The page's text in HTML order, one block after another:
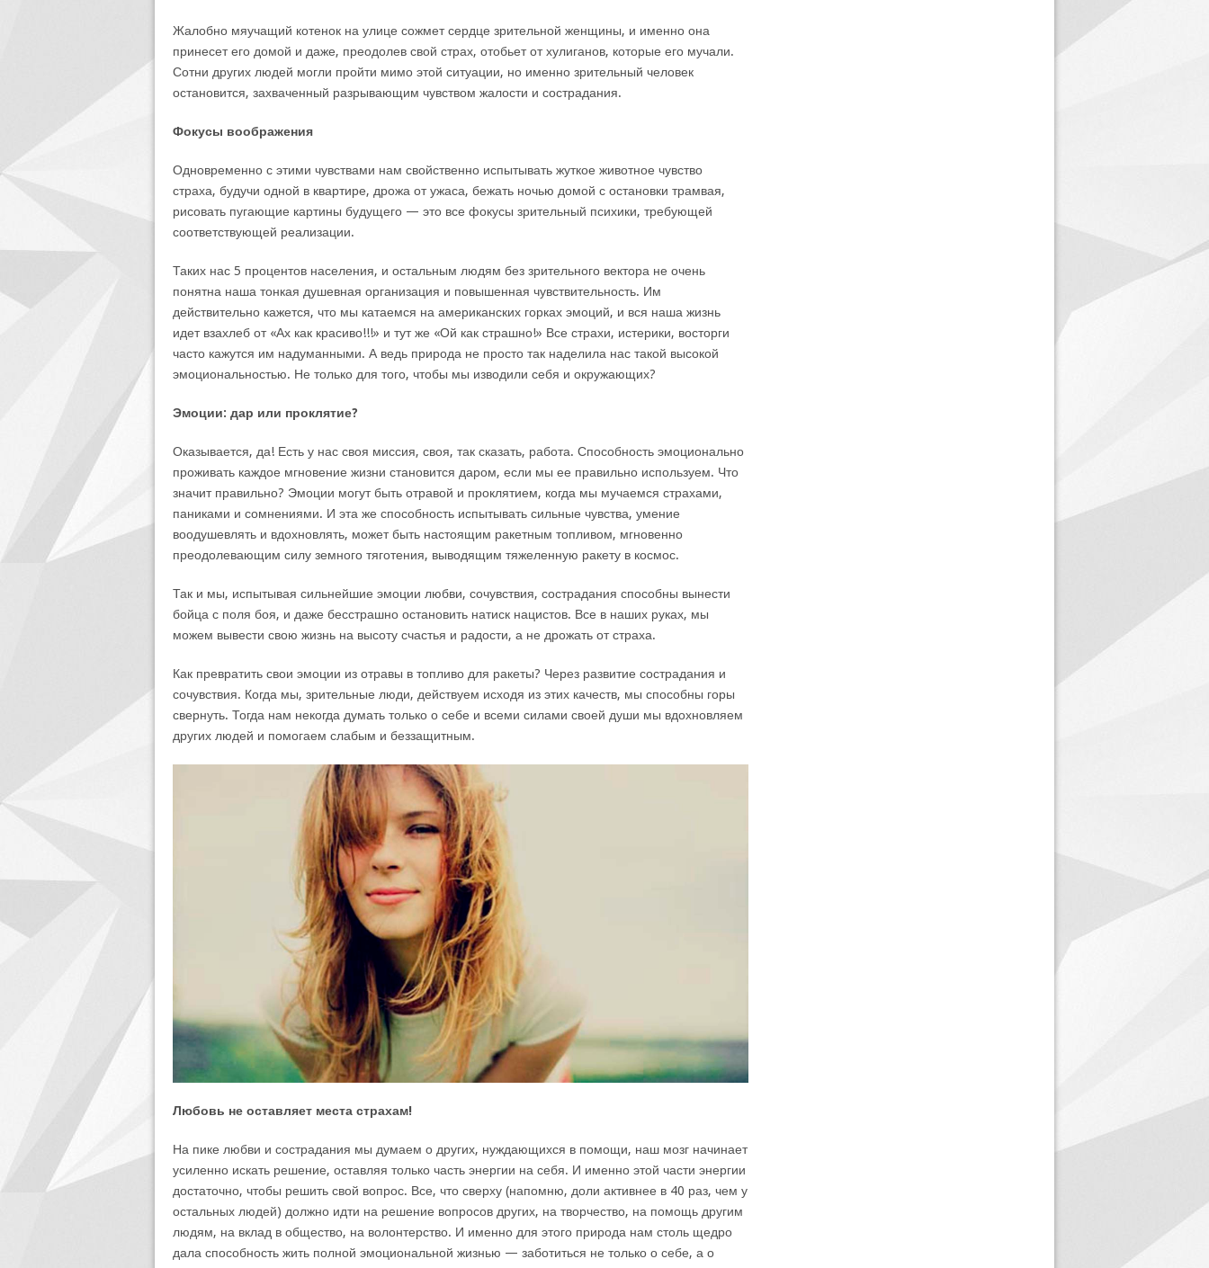
Жалобно мяучащий котенок на улице сожмет сердце зрительной женщины, и именно она
принесет его домой и даже, преодолев свой страх, отобьет от хулиганов, которые его мучали.
Сотни других людей могли пройти мимо этой ситуации, но именно зрительный человек
остановится, захваченный разрывающим чувством жалости и сострадания.
Фокусы воображения
Одновременно с этими чувствами нам свойственно испытывать жуткое животное чувство
страха, будучи одной в квартире, дрожа от ужаса, бежать ночью домой с остановки трамвая,
рисовать пугающие картины будущего — это все фокусы зрительный психики, требующей
соответствующей реализации.
Таких нас 5 процентов населения, и остальным людям без зрительного вектора не очень
понятна наша тонкая душевная организация и повышенная чувствительность. Им
действительно кажется, что мы катаемся на американских горках эмоций, и вся наша жизнь
идет взахлеб от «Ах как красиво!!!» и тут же «Ой как страшно!» Все страхи, истерики, восторги
часто кажутся им надуманными. А ведь природа не просто так наделила нас такой высокой
эмоциональностью. Не только для того, чтобы мы изводили себя и окружающих?
Эмоции: дар или проклятие?
Оказывается, да! Есть у нас своя миссия, своя, так сказать, работа. Способность эмоционально
проживать каждое мгновение жизни становится даром, если мы ее правильно используем. Что
значит правильно? Эмоции могут быть отравой и проклятием, когда мы мучаемся страхами,
паниками и сомнениями. И эта же способность испытывать сильные чувства, умение
воодушевлять и вдохновлять, может быть настоящим ракетным топливом, мгновенно
преодолевающим силу земного тяготения, выводящим тяжеленную ракету в космос.
Так и мы, испытывая сильнейшие эмоции любви, сочувствия, сострадания способны вынести
бойца с поля боя, и даже бесстрашно остановить натиск нацистов. Все в наших руках, мы
можем вывести свою жизнь на высоту счастья и радости, а не дрожать от страха.
Как превратить свои эмоции из отравы в топливо для ракеты? Через развитие сострадания и
сочувствия. Когда мы, зрительные люди, действуем исходя из этих качеств, мы способны горы
свернуть. Тогда нам некогда думать только о себе и всеми силами своей души мы вдохновляем
других людей и помогаем слабым и беззащитным.
Любовь не оставляет места страхам!
На пике любви и сострадания мы думаем о других, нуждающихся в помощи, наш мозг начинает
усиленно искать решение, оставляя только часть энергии на себя. И именно этой части энергии
достаточно, чтобы решить свой вопрос. Все, что сверху (напомню, доли активнее в 40 раз, чем у
остальных людей) должно идти на решение вопросов других, на творчество, на помощь другим
людям, на вклад в общество, на волонтерство. И именно для этого природа нам столь щедро
дала способность жить полной эмоциональной жизнью — заботиться не только о себе, а о